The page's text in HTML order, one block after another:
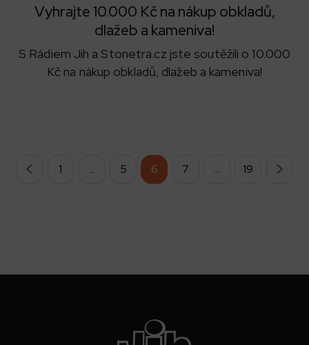
Vyhrajte 10.000 Kč na nákup obkladů,
dlažeb a kameniva!
S Rádiem Jih a Stonetra.cz jste soutěžili o 10.000
Kč na nákup obkladů, dlažeb a kameniva!
1 … 5 6 7 … 19